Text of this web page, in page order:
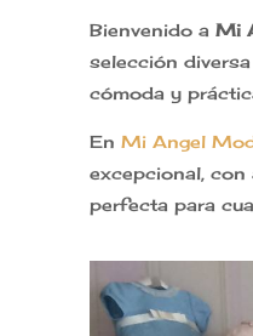
Bienvenido a Mi
selección
cómoda y
En Mi Angel
excepcional, con
perfecta para